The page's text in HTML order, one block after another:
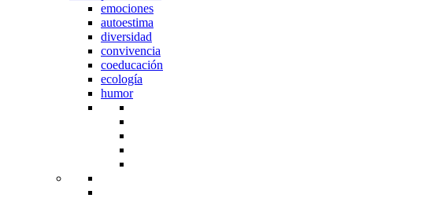
emociones
autoestima
diversidad
convivencia
coeducación
ecología
humor